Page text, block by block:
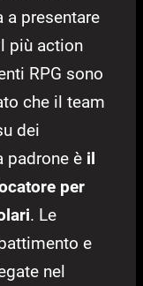
a presentare
più action
RPG sono
che il team
dei
padrone è il
per
. Le
e
nel